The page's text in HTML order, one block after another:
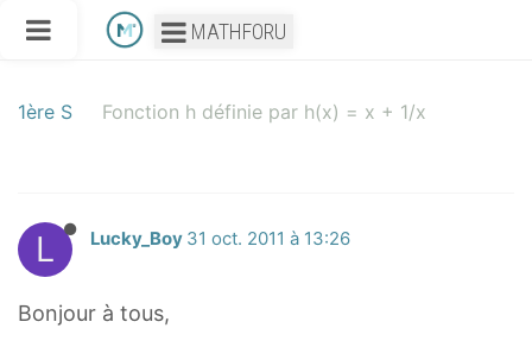
MATHFORU
1ère S Fonction h définie par h(x) = x + 1/x
L Lucky_Boy 31 oct. 2011 à 13:26
Bonjour à tous,